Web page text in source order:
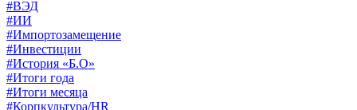
#ВЭД
#ИИ
#Импортозамещение
#Инвестиции
#История «Б.О»
#Итоги года
#Итоги месяца
#Корпкультура/HR